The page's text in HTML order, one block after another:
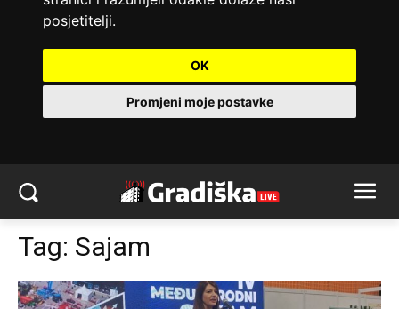
posjetitelji.
OK
Promjeni moje postavke
Tag: Sajam